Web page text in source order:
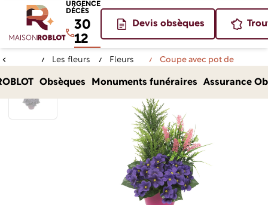
URGENCE
DÉCÈS
30
12
Devis obsèques
Obsèques Monuments funéraires Assurance
Les fleurs
Fleurs
Coupe avec pot de
lavande